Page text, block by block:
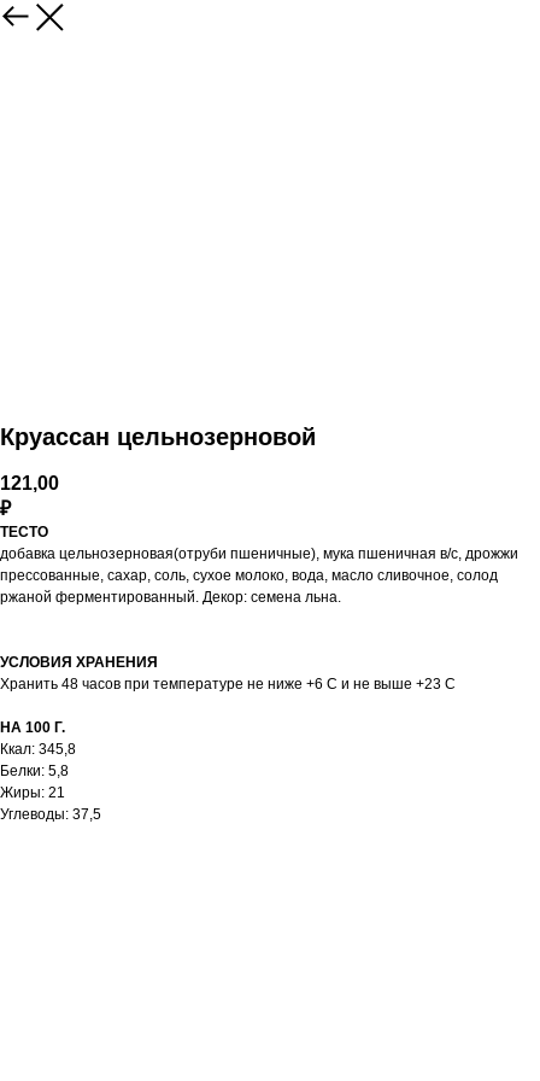
Круассан цельнозерновой
121,00
₽
ТЕСТО
добавка цельнозерновая(отруби пшеничные), мука пшеничная в/с, дрожжи
прессованные, сахар, соль, сухое молоко, вода, масло сливочное, солод
ржаной ферментированный. Декор: семена льна.
УСЛОВИЯ ХРАНЕНИЯ
Хранить 48 часов при температуре не ниже +6 С и не выше +23 С
НА 100 Г.
Ккал: 345,8
Белки: 5,8
Жиры: 21
Углеводы: 37,5